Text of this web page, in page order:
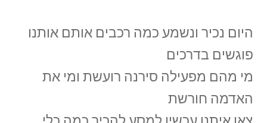
היום נכיר ונשמע כמה רכבים אותם אותנו
פוגשים בדרכים
מי מהם מפעילה סירנה רועשת ומי את
האדמה חורשת